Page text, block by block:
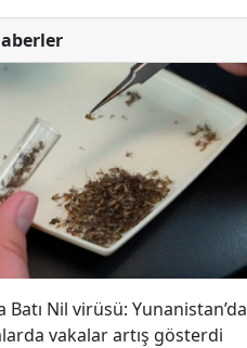
Batı Nil virüsü: Yunanistan’da
vakalar artış gösterdi